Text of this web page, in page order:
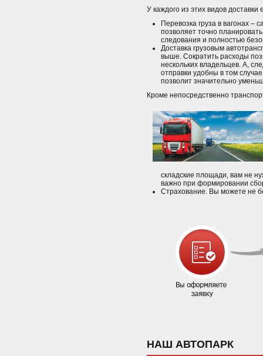
У каждого из этих видов
Перевозка груза в вагонах –
позволяет точно
следования и полностью
Доставка грузовым
выше. Сократить расходы
нескольких владельцев. А,
отправки удобны в том
позволит значительно
Кроме непосредственно
складские площади, вам не
важно при формировании
Страхование. Вы можете не
НАШ АВТОПАРК